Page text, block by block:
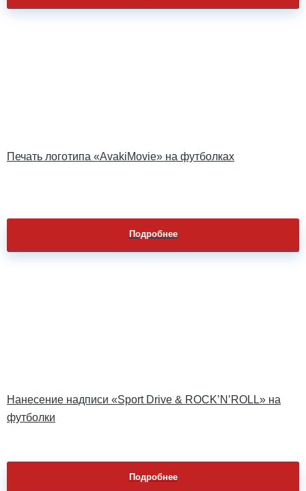
Печать логотипа «AvakiMovie» на футболках
Подробнее
Нанесение надписи «Sport Drive & ROCK’N’ROLL» на
футболки
Подробнее